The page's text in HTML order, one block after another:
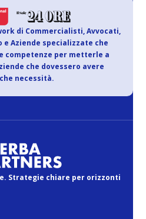
di Commercialisti, Avvocati,
e Aziende specializzate che
competenze per metterle a
che dovessero avere
necessità.
Strategie chiare per orizzonti